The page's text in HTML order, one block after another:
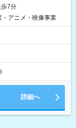
7分
・アニメ・映像事業
詳細へ